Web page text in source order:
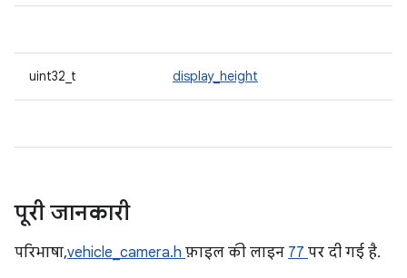
uint32_t display_height
पूरी जानकारी
परिभाषा,vehicle_camera.h फ़ाइल की लाइन 77 पर दी गई है.